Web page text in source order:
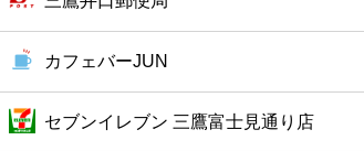
病院
カフェバーJUN
セブンイレブン 三鷹富士見通り店